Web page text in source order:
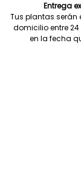
Entrega
Tus plantas serán
domicilio entre
en la fecha